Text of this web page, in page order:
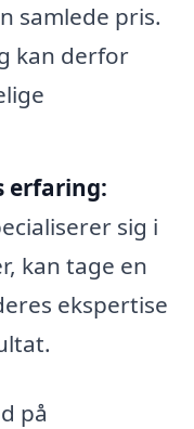
samlede pris.
kan derfor
erfaring:
sig i
kan tage en
ekspertise
på